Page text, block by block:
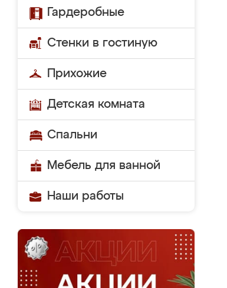
Гардеробные
Стенки в гостиную
Прихожие
Детская комната
Спальни
Мебель для ванной
Наши работы